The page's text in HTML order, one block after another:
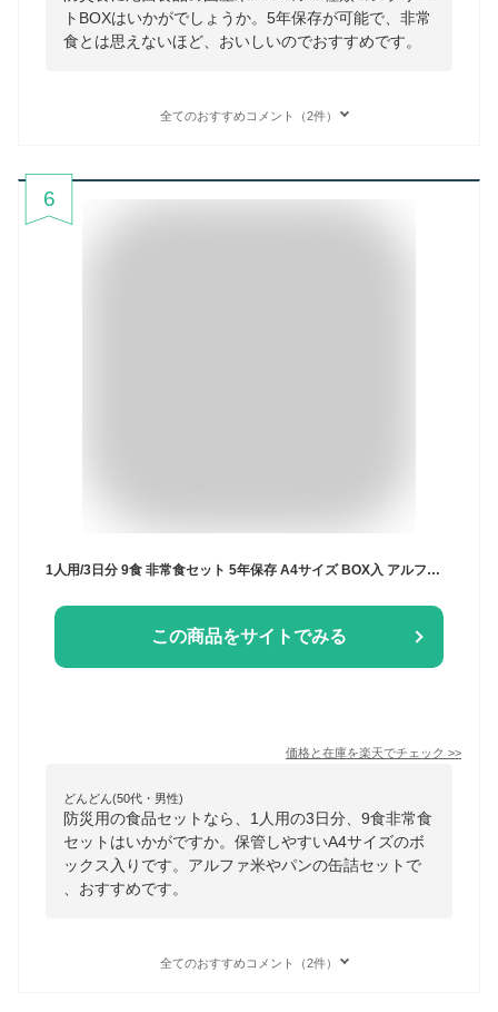
トBOXはいかがでしょうか。5年保存が可能で、非常
食とは思えないほど、おいしいのでおすすめです。
全てのおすすめコメント（2件）
6
1人用/3日分 9食 非常食セット 5年保存 A4サイズ BOX入 アルファ米 パンの缶詰 1人分 3日間 生きのびる 防災食セット 防災 食品 尾西 携帯おにぎり ご飯 お米 保存食セット 防災セット 防災グッズ 災害備蓄用パン
この商品をサイトでみる
価格と在庫を楽天でチェック >>
どんどん(50代・男性)
防災用の食品セットなら、1人用の3日分、9食非常食
セットはいかがですか。保管しやすいA4サイズのボ
ックス入りです。アルファ米やパンの缶詰セットで
、おすすめです。
全てのおすすめコメント（2件）